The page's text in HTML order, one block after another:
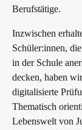
Berufstätige.
Inzwischen
Schüler:innen,
in der Schule
decken, haben
digitalisierte
Thematisch
Lebenswelt von